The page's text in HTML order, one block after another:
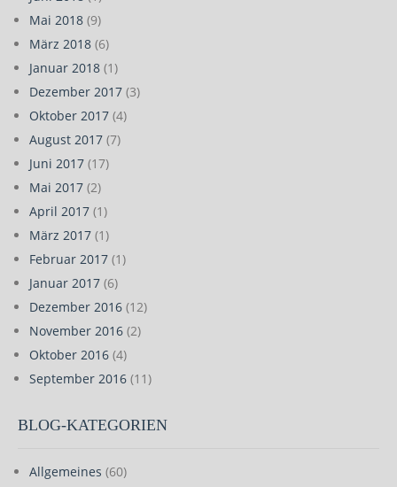
Mai 2018 (9)
März 2018 (6)
Januar 2018 (1)
Dezember 2017 (3)
Oktober 2017 (4)
August 2017 (7)
Juni 2017 (17)
Mai 2017 (2)
April 2017 (1)
März 2017 (1)
Februar 2017 (1)
Januar 2017 (6)
Dezember 2016 (12)
November 2016 (2)
Oktober 2016 (4)
September 2016 (11)
BLOG-KATEGORIEN
Allgemeines (60)